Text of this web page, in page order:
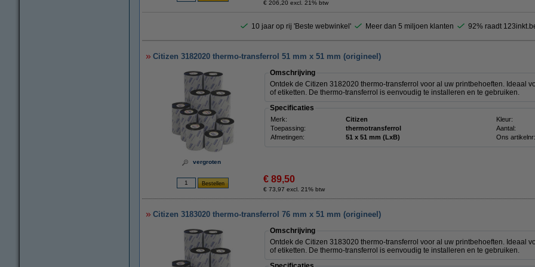
€ 206,20 excl. 21% btw
10 jaar op rij 'Beste webwinkel' Meer dan 5 miljoen klanten 92% raadt
Citizen 3182020 thermo-transferrol 51 mm x 51 mm (origineel)
vergroten
Omschrijving
Ontdek de Citizen 3182020 thermo-transferrol voor al uw printbehoeften. Ideaal
of etiketten. De thermo-transferrol is eenvoudig te installeren en te gebruiken.
Specificaties
Merk: Citizen
Kleur:
Toepassing:
thermotransferrol
Aantal:
Afmetingen:
51 x 51 mm (LxB) Ons artikelnr:
€ 89,50
€ 73,97 excl. 21% btw
Citizen 3183020 thermo-transferrol 76 mm x 51 mm (origineel)
Omschrijving
Ontdek de Citizen 3183020 thermo-transferrol voor al uw printbehoeften. Ideaal
of etiketten. De thermo-transferrol is eenvoudig te installeren en te gebruiken.